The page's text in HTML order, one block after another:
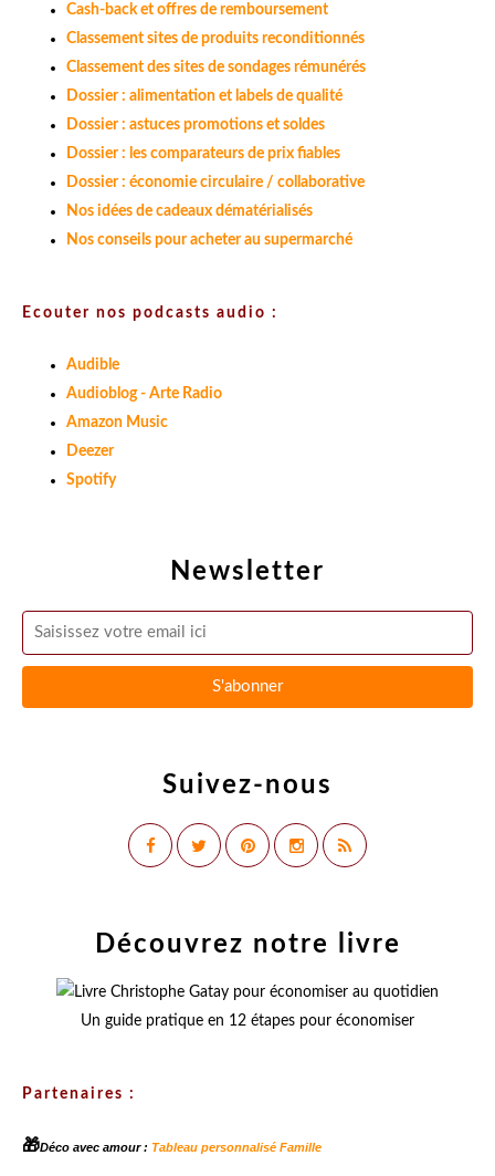
Newsletter
Suivez-nous
Cash-back et offres de remboursement
Classement sites de produits reconditionnés
Classement des sites de sondages rémunérés
Dossier : alimentation et labels de qualité
Dossier : astuces promotions et soldes
Dossier : les comparateurs de prix fiables
Dossier : économie circulaire / collaborative
Nos idées de cadeaux dématérialisés
Nos conseils pour acheter au supermarché
Ecouter nos podcasts audio :
Audible
Audioblog - Arte Radio
Amazon Music
Deezer
Spotify
Découvrez notre livre
Un guide pratique en 12 étapes pour économiser
Partenaires :
🎁Déco avec amour : Tableau personnalisé Famille